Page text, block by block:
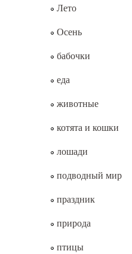
Лето
Осень
бабочки
еда
животные
котята и кошки
лошади
подводный мир
праздник
природа
птицы